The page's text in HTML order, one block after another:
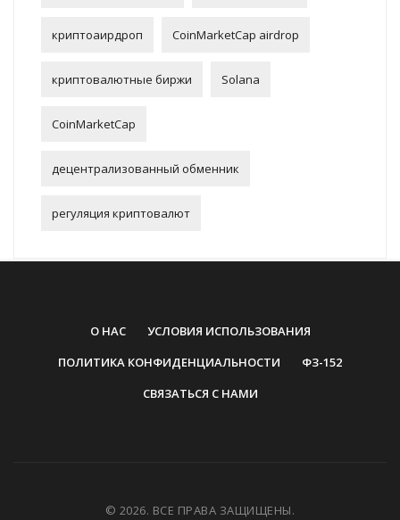
криптоаирдроп CoinMarketCap airdrop
криптовалютные биржи Solana
CoinMarketCap
децентрализованный обменник
регуляция криптовалют
О НАС
УСЛОВИЯ ИСПОЛЬЗОВАНИЯ
ПОЛИТИКА КОНФИДЕНЦИАЛЬНОСТИ
ФЗ-152
СВЯЗАТЬСЯ С НАМИ
© 2026. ВСЕ ПРАВА ЗАЩИЩЕНЫ.